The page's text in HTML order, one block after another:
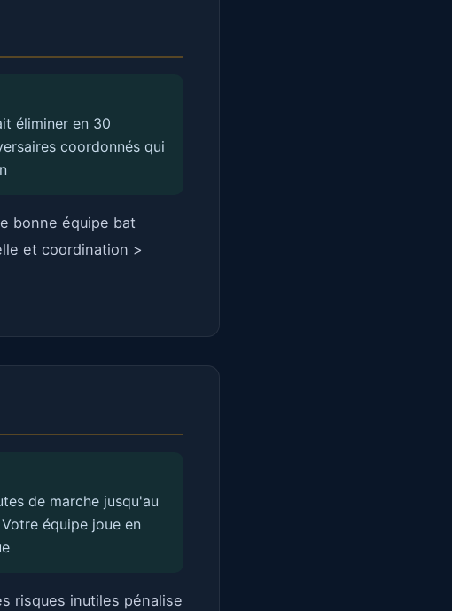
éliminer en 30
coordonnés qui
bonne équipe bat
et coordination >
de marche jusqu'au
équipe joue en
risques inutiles pénalise